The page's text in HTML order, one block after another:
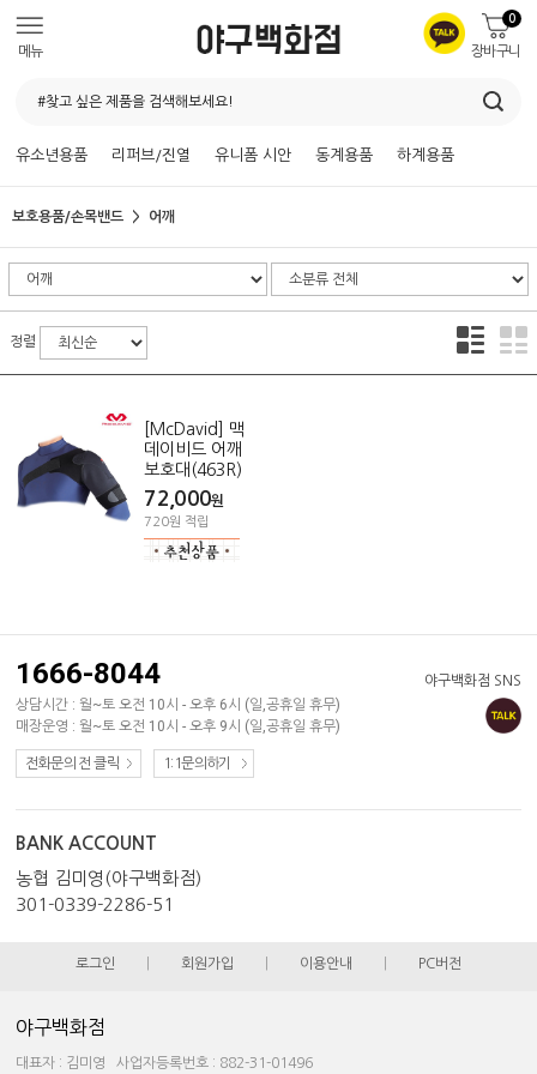
메뉴 장바구니
0
유소년용품 리퍼브/진열 유니폼 시안 동계용품 하계용품
보호용품/손목밴드 어깨
정렬
[McDavid] 맥
데이비드 어깨
보호대(463R)
72,000원
720원 적립
야구백화점 SNS
1666-8044
상담시간 : 월~토 오전 10시 - 오후 6시 (일,공휴일 휴무)
매장운영 : 월~토 오전 10시 - 오후 9시 (일,공휴일 휴무)
전화문의 전 클릭 1:1문의하기
BANK ACCOUNT
농협 김미영(야구백화점)
301-0339-2286-51
로그인 회원가입 이용안내 PC버전
야구백화점
대표자 : 김미영 사업자등록번호 : 882-31-01496